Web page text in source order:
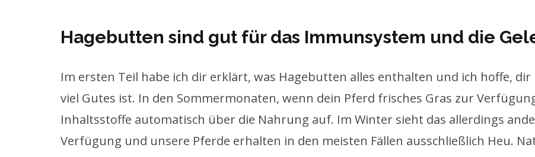
Hagebutten sind gut für das Immunsystem und die
Im ersten Teil habe ich dir erklärt, was Hagebutten alles enthalten und ich hoffe,
viel Gutes ist. In den Sommermonaten, wenn dein Pferd frisches Gras zur
Inhaltsstoffe automatisch über die Nahrung auf. Im Winter sieht das allerdings
Verfügung und unsere Pferde erhalten in den meisten Fällen ausschließlich Heu.